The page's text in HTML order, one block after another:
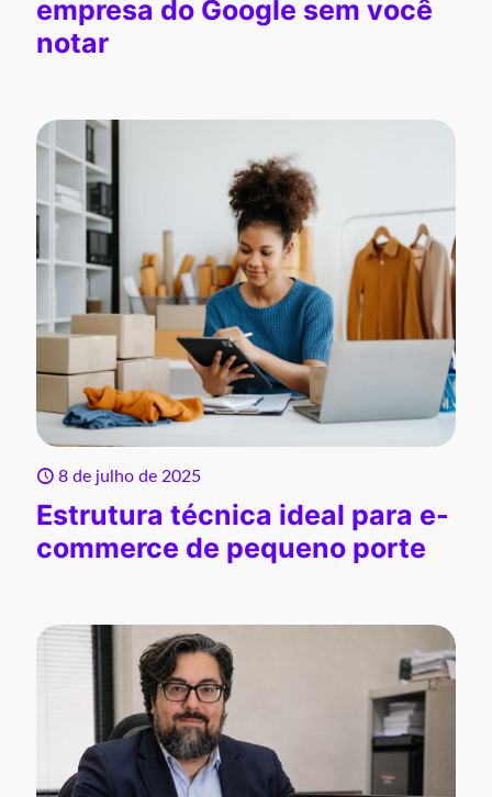
empresa do Google sem você
notar
8 de julho de 2025
Estrutura técnica ideal para e-
commerce de pequeno porte